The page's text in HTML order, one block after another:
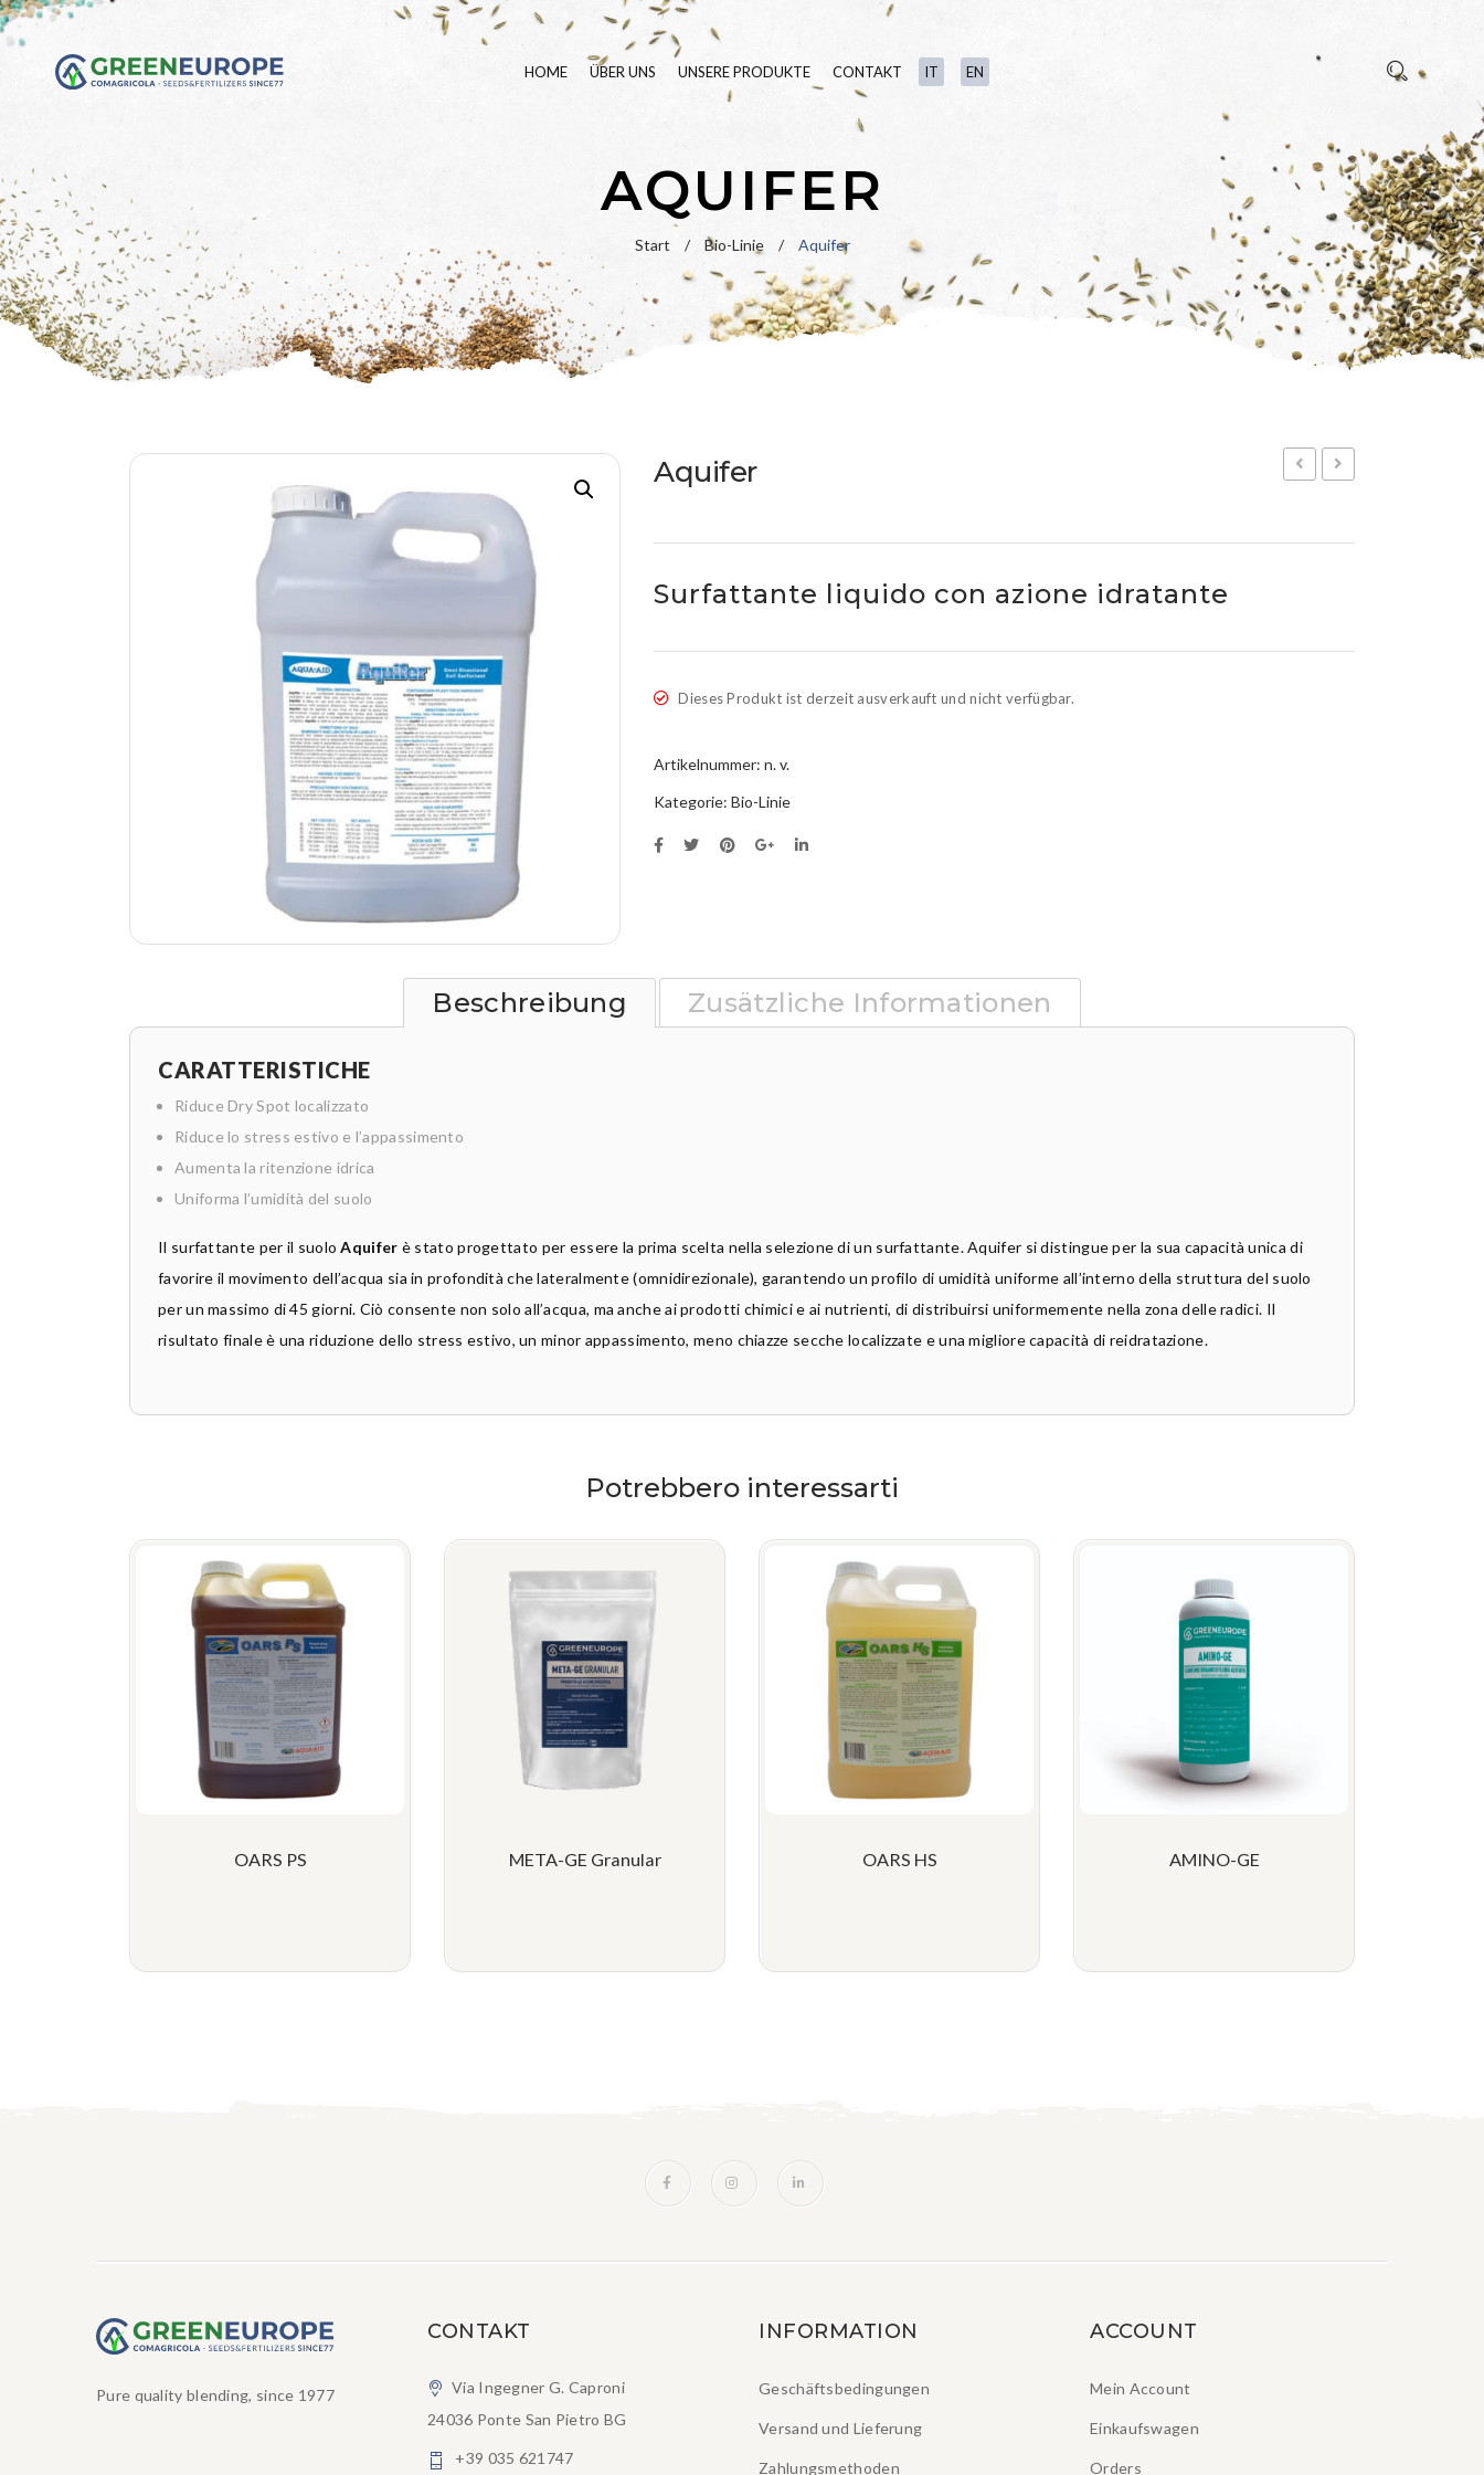
HOME ÜBER UNS UNSERE PRODUKTE
RASENDÜNGER
BLUMENWIESE
LANDSCHAFT
ORNAMENTALIEN
HYDROSEMINE
CONTAKT IT EN
AQUIFER
Start / Bio-Linie / Aquifer
Aquifer
Surfattante liquido con azione idratante
Dieses Produkt ist derzeit ausverkauft und nicht verfügbar.
Artikelnummer: n. v.
Kategorie: Bio-Linie
Beschreibung Zusätzliche Informationen
CARATTERISTICHE
Riduce Dry Spot localizzato
Riduce lo stress estivo e l’appassimento
Aumenta la ritenzione idrica
Uniforma l’umidità del suolo
Il surfattante per il suoloAquifer è stato progettato per essere la prima scelta nella selezione di un surfattante. Aquifer si distingue per la sua capacità unica di
favorire il movimento dell’acqua sia in profondità che lateralmente (omnidirezionale), garantendo un profilo di umidità uniforme all’interno della struttura del suolo
per un massimo di 45 giorni. Ciò consente non solo all’acqua, ma anche ai prodotti chimici e ai nutrienti, di distribuirsi uniformemente nella zona delle radici. Il
risultato finale è una riduzione dello stress estivo, un minor appassimento, meno chiazze secche localizzate e una migliore capacità di reidratazione.
Potrebbero interessarti
OARS PS META-GE Granular OARS HS AMINO-GE
Pure quality blending, since 1977
CONTAKT
Via Ingegner G. Caproni
24036 Ponte San Pietro BG
+39 035 621747
INFORMATION
Geschäftsbedingungen
Versand und Lieferung
Zahlungsmethoden
ACCOUNT
Mein Account
Einkaufswagen
Orders